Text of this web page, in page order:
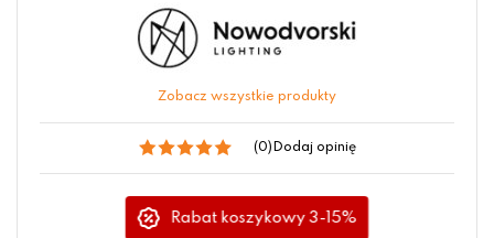
Zobacz wszystkie produkty
(0) Dodaj opinię
Rabat koszykowy 3-15%